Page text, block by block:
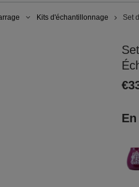
Kits d'échantillonnage Set